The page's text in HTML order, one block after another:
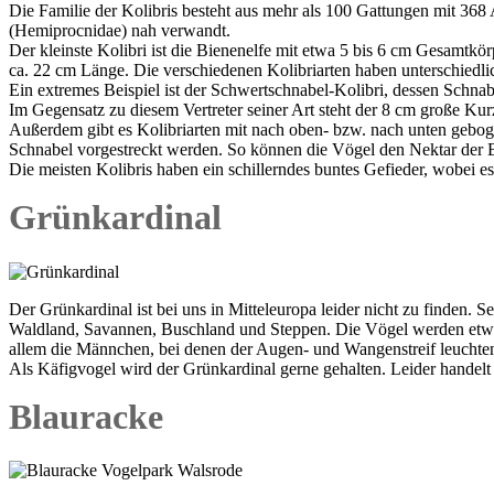
Die Familie der Kolibris besteht aus mehr als 100 Gattungen mit
(Hemiprocnidae) nah verwandt.
Der kleinste Kolibri ist die Bienenelfe mit etwa 5 bis 6 cm
ca. 22 cm Länge. Die verschiedenen Kolibriarten haben
Ein extremes Beispiel ist der Schwertschnabel-Kolibri, dessen
Im Gegensatz zu diesem Vertreter seiner Art steht der 8 cm große
Außerdem gibt es Kolibriarten mit nach oben- bzw. nach unten
Schnabel vorgestreckt werden. So können die Vögel den Nektar der
Die meisten Kolibris haben ein schillerndes buntes Gefieder, wobei
Grünkardinal
Der Grünkardinal ist bei uns in Mitteleuropa leider nicht zu finden.
Waldland, Savannen, Buschland und Steppen. Die Vögel werden
allem die Männchen, bei denen der Augen- und Wangenstreif
Als Käfigvogel wird der Grünkardinal gerne gehalten. Leider handelt
Blauracke